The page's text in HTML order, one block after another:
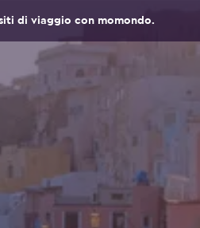
di viaggio con momondo.